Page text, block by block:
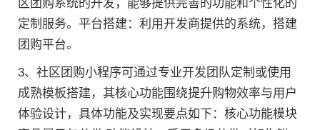
区团购系统的开发，能够提供完善的功能和个性化的
定制服务。平台搭建：利用开发商提供的系统，搭建
团购平台。
3、社区团购小程序可通过专业开发团队定制或使用
成熟模板搭建，其核心功能围绕提升购物效率与用户
体验设计，具体功能及实现要点如下：核心功能模块